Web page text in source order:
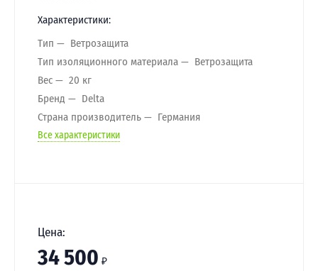
Характеристики:
Тип
Ветрозащита
Тип изоляционного материала
Ветрозащита
Вес
20 кг
Бренд
Delta
Страна производитель
Германия
Все характеристики
Цена:
34 500 ₽